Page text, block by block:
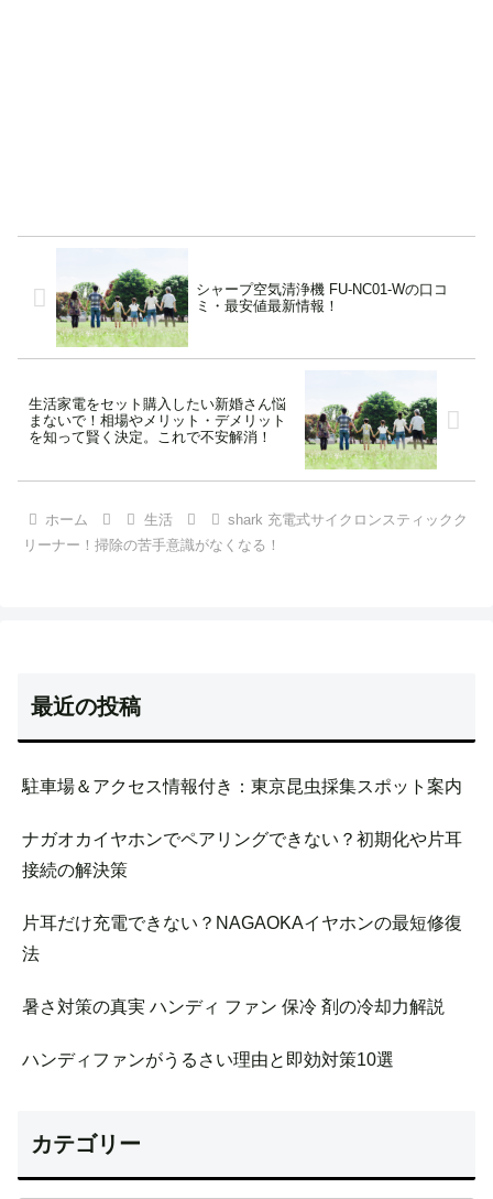
シャープ空気清浄機 FU-NC01-Wの口コ
ミ・最安値最新情報！
生活家電をセット購入したい新婚さん悩
まないで！相場やメリット・デメリット
を知って賢く決定。これで不安解消！
ホーム 生活
shark 充電式サイクロンスティックク
リーナー！掃除の苦手意識がなくなる！
最近の投稿
駐車場＆アクセス情報付き：東京昆虫採集スポット案内
ナガオカイヤホンでペアリングできない？初期化や片耳
接続の解決策
片耳だけ充電できない？NAGAOKAイヤホンの最短修復
法
暑さ対策の真実 ハンディ ファン 保冷 剤の冷却力解説
ハンディファンがうるさい理由と即効対策10選
カテゴリー